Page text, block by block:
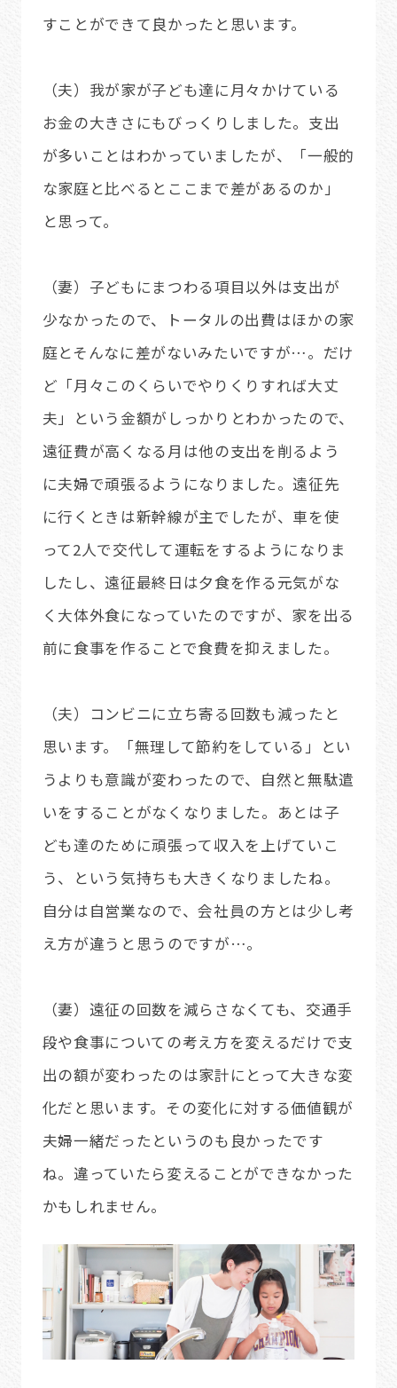
すことができて良かったと思います。
（夫）我が家が子ども達に月々かけている
お金の大きさにもびっくりしました。支出
が多いことはわかっていましたが、「一般的
な家庭と比べるとここまで差があるのか」
と思って。
（妻）子どもにまつわる項目以外は支出が
少なかったので、トータルの出費はほかの家
庭とそんなに差がないみたいですが…。だけ
ど「月々このくらいでやりくりすれば大丈
夫」という金額がしっかりとわかったので、
遠征費が高くなる月は他の支出を削るよう
に夫婦で頑張るようになりました。遠征先
に行くときは新幹線が主でしたが、車を使
って2人で交代して運転をするようになりま
したし、遠征最終日は夕食を作る元気がな
く大体外食になっていたのですが、家を出る
前に食事を作ることで食費を抑えました。
（夫）コンビニに立ち寄る回数も減ったと
思います。「無理して節約をしている」とい
うよりも意識が変わったので、自然と無駄遣
いをすることがなくなりました。あとは子
ども達のために頑張って収入を上げていこ
う、という気持ちも大きくなりましたね。
自分は自営業なので、会社員の方とは少し考
え方が違うと思うのですが…。
（妻）遠征の回数を減らさなくても、交通手
段や食事についての考え方を変えるだけで支
出の額が変わったのは家計にとって大きな変
化だと思います。その変化に対する価値観が
夫婦一緒だったというのも良かったです
ね。違っていたら変えることができなかった
かもしれません。